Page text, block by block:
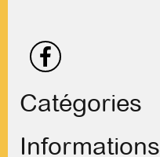
Catégories
Informations